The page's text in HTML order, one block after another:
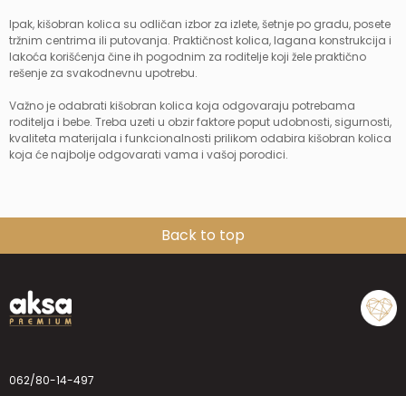
Ipak, kišobran kolica su odličan izbor za izlete, šetnje po gradu, posete
tržnim centrima ili putovanja. Praktičnost kolica, lagana konstrukcija i
lakoća korišćenja čine ih pogodnim za roditelje koji žele praktično
rešenje za svakodnevnu upotrebu.
Važno je odabrati kišobran kolica koja odgovaraju potrebama
roditelja i bebe. Treba uzeti u obzir faktore poput udobnosti, sigurnosti,
kvaliteta materijala i funkcionalnosti prilikom odabira kišobran kolica
koja će najbolje odgovarati vama i vašoj porodici.
Back to top
062/80-14-497